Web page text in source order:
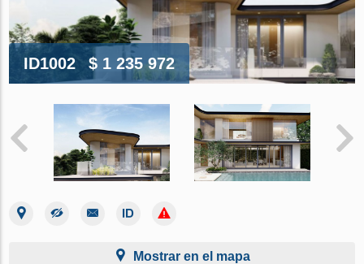
ID1002 $ 1 235 972
Mostrar en el mapa